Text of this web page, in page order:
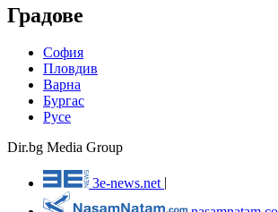
Градове
София
Пловдив
Варна
Бургас
Русе
Dir.bg Media Group
3e-news.net